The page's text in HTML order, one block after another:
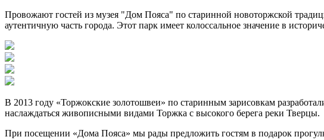
Провожают гостей из музея "Дом Пояса" по старинной новоторжской
аутентичную часть города. Этот парк имеет колоссальное значение в
В 2013 году «Торжокские золотошвеи» по старинным зарисовкам
наслаждаться живописными видами Торжка с высокого берега реки Тверцы.
При посещении «Дома Пояса» мы рады предложить гостям в подарок